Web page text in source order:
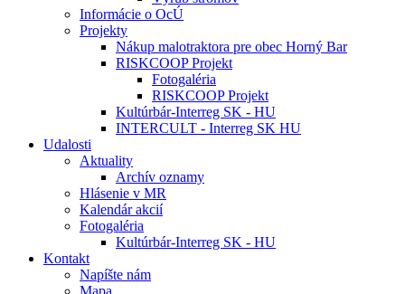
Informácie o OcÚ
Projekty
Nákup malotraktora pre obec Horný Bar
RISKCOOP Projekt
Fotogaléria
RISKCOOP Projekt
Kultúrbár-Interreg SK - HU
INTERCULT - Interreg SK HU
Udalosti
Aktuality
Archív oznamy
Hlásenie v MR
Kalendár akcií
Fotogaléria
Kultúrbár-Interreg SK - HU
Kontakt
Napíšte nám
Mapa